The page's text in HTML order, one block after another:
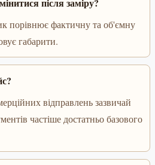
порівнює фактичну та об'ємну
габарити.
відправлень зазвичай
частіше достатньо базового